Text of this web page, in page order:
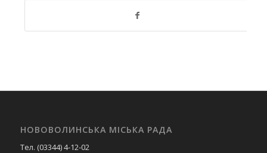
НОВОВОЛИНСЬКА МІСЬКА РАДА
Тел. (03344) 4-12-02